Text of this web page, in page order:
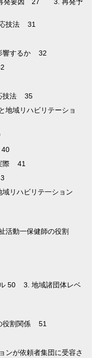
応技法 31
響するか 32
技法 35
地域リハビリテーショ
際 41
域リハビリテ一ション
活動一保健師の役割
50 3. 地域諸団体レベ
役割関係 51
ンが依頼者集団に受容さ